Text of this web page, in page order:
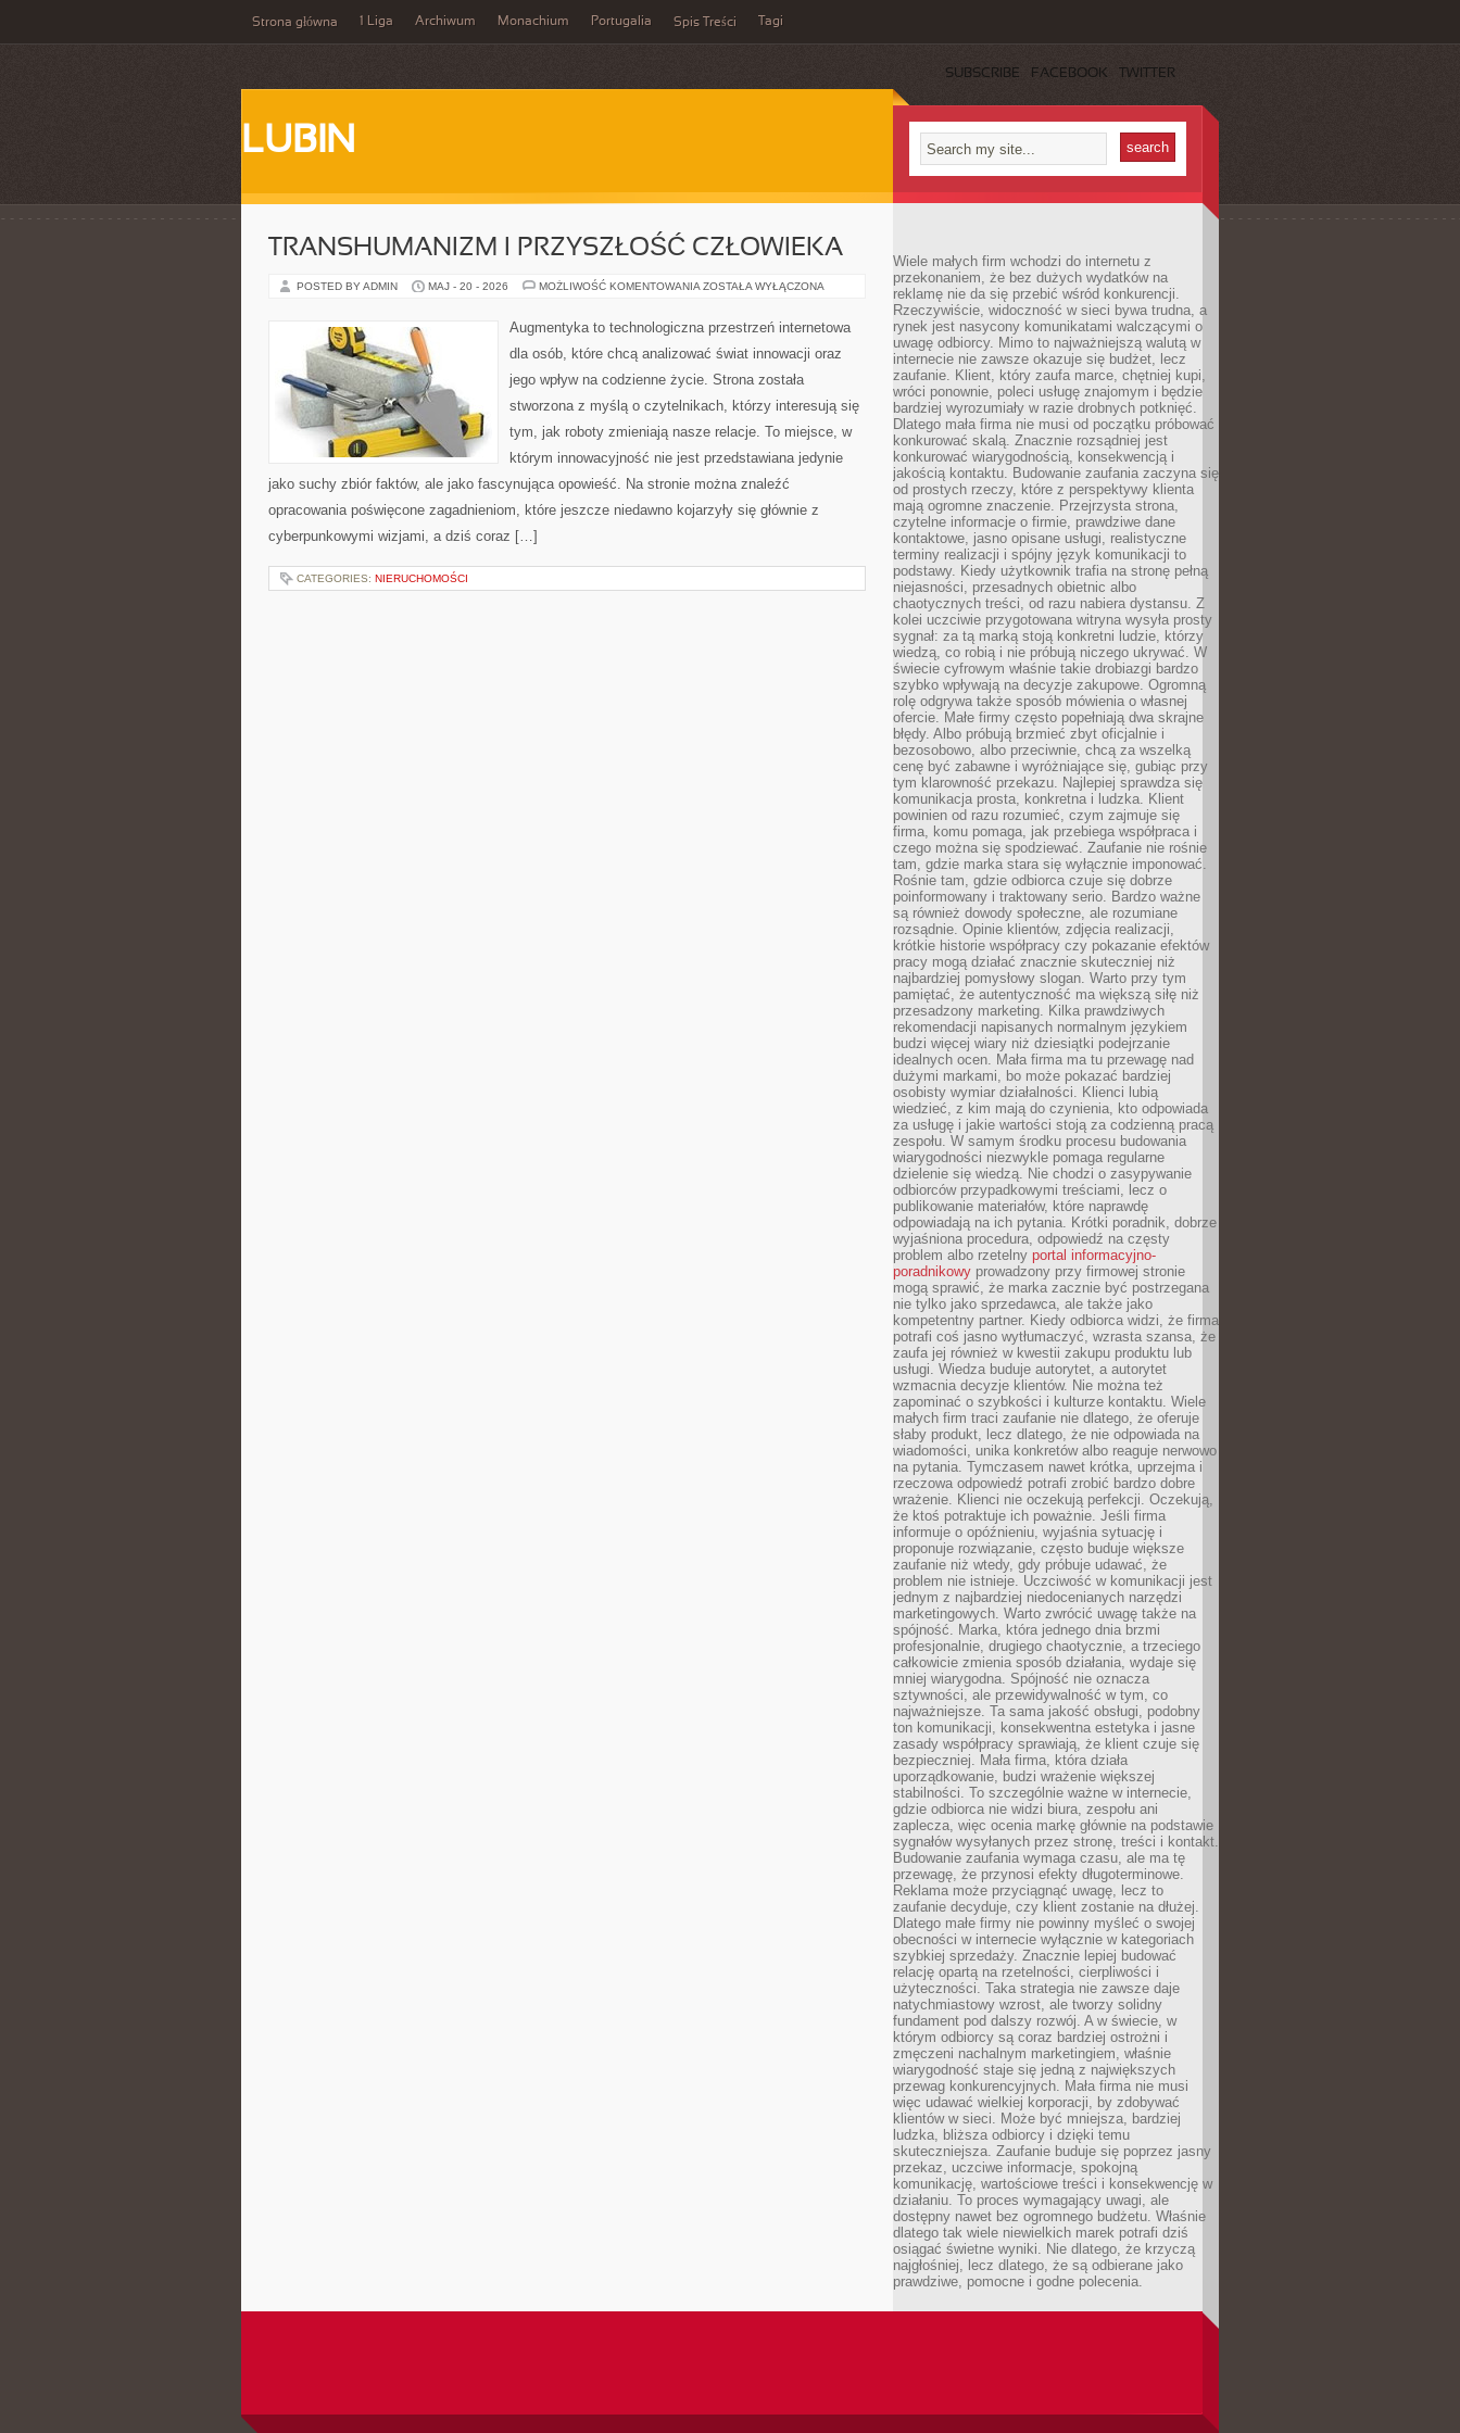
Strona główna 1 Liga Archiwum Monachium Portugalia Spis Treści Tagi
SUBSCRIBE FACEBOOK TWITTER
LUBIN
TRANSHUMANIZM I PRZYSZŁOŚĆ CZŁOWIEKA
POSTED BY ADMIN MAJ - 20 - 2026 MOŻLIWOŚĆ KOMENTOWANIA TRANSHUMANIZM
CZŁOWIEKA
ZOSTAŁA WYŁĄCZONA
Augmentyka to technologiczna przestrzeń internetowa
dla osób, które chcą analizować świat innowacji oraz
jego wpływ na codzienne życie. Strona została
stworzona z myślą o czytelnikach, którzy interesują się
tym, jak roboty zmieniają nasze relacje. To miejsce, w
którym innowacyjność nie jest przedstawiana jedynie
jako suchy zbiór faktów, ale jako fascynująca opowieść. Na stronie można znaleźć
opracowania poświęcone zagadnieniom, które jeszcze niedawno kojarzyły się głównie z
cyberpunkowymi wizjami, a dziś coraz […]
CATEGORIES: NIERUCHOMOŚCI
Wiele małych firm wchodzi do internetu z
przekonaniem, że bez dużych wydatków na
reklamę nie da się przebić wśród konkurencji.
Rzeczywiście, widoczność w sieci bywa trudna, a
rynek jest nasycony komunikatami walczącymi o
uwagę odbiorcy. Mimo to najważniejszą walutą w
internecie nie zawsze okazuje się budżet, lecz
zaufanie. Klient, który zaufa marce, chętniej kupi,
wróci ponownie, poleci usługę znajomym i będzie
bardziej wyrozumiały w razie drobnych potknięć.
Dlatego mała firma nie musi od początku próbować
konkurować skalą. Znacznie rozsądniej jest
konkurować wiarygodnością, konsekwencją i
jakością kontaktu. Budowanie zaufania zaczyna się
od prostych rzeczy, które z perspektywy klienta
mają ogromne znaczenie. Przejrzysta strona,
czytelne informacje o firmie, prawdziwe dane
kontaktowe, jasno opisane usługi, realistyczne
terminy realizacji i spójny język komunikacji to
podstawy. Kiedy użytkownik trafia na stronę pełną
niejasności, przesadnych obietnic albo
chaotycznych treści, od razu nabiera dystansu. Z
kolei uczciwie przygotowana witryna wysyła prosty
sygnał: za tą marką stoją konkretni ludzie, którzy
wiedzą, co robią i nie próbują niczego ukrywać. W
świecie cyfrowym właśnie takie drobiazgi bardzo
szybko wpływają na decyzje zakupowe. Ogromną
rolę odgrywa także sposób mówienia o własnej
ofercie. Małe firmy często popełniają dwa skrajne
błędy. Albo próbują brzmieć zbyt oficjalnie i
bezosobowo, albo przeciwnie, chcą za wszelką
cenę być zabawne i wyróżniające się, gubiąc przy
tym klarowność przekazu. Najlepiej sprawdza się
komunikacja prosta, konkretna i ludzka. Klient
powinien od razu rozumieć, czym zajmuje się
firma, komu pomaga, jak przebiega współpraca i
czego można się spodziewać. Zaufanie nie rośnie
tam, gdzie marka stara się wyłącznie imponować.
Rośnie tam, gdzie odbiorca czuje się dobrze
poinformowany i traktowany serio. Bardzo ważne
są również dowody społeczne, ale rozumiane
rozsądnie. Opinie klientów, zdjęcia realizacji,
krótkie historie współpracy czy pokazanie efektów
pracy mogą działać znacznie skuteczniej niż
najbardziej pomysłowy slogan. Warto przy tym
pamiętać, że autentyczność ma większą siłę niż
przesadzony marketing. Kilka prawdziwych
rekomendacji napisanych normalnym językiem
budzi więcej wiary niż dziesiątki podejrzanie
idealnych ocen. Mała firma ma tu przewagę nad
dużymi markami, bo może pokazać bardziej
osobisty wymiar działalności. Klienci lubią
wiedzieć, z kim mają do czynienia, kto odpowiada
za usługę i jakie wartości stoją za codzienną pracą
zespołu. W samym środku procesu budowania
wiarygodności niezwykle pomaga regularne
dzielenie się wiedzą. Nie chodzi o zasypywanie
odbiorców przypadkowymi treściami, lecz o
publikowanie materiałów, które naprawdę
odpowiadają na ich pytania. Krótki poradnik, dobrze
wyjaśniona procedura, odpowiedź na częsty
problem albo rzetelny portal informacyjno-
poradnikowy prowadzony przy firmowej stronie
mogą sprawić, że marka zacznie być postrzegana
nie tylko jako sprzedawca, ale także jako
kompetentny partner. Kiedy odbiorca widzi, że firma
potrafi coś jasno wytłumaczyć, wzrasta szansa, że
zaufa jej również w kwestii zakupu produktu lub
usługi. Wiedza buduje autorytet, a autorytet
wzmacnia decyzje klientów. Nie można też
zapominać o szybkości i kulturze kontaktu. Wiele
małych firm traci zaufanie nie dlatego, że oferuje
słaby produkt, lecz dlatego, że nie odpowiada na
wiadomości, unika konkretów albo reaguje nerwowo
na pytania. Tymczasem nawet krótka, uprzejma i
rzeczowa odpowiedź potrafi zrobić bardzo dobre
wrażenie. Klienci nie oczekują perfekcji. Oczekują,
że ktoś potraktuje ich poważnie. Jeśli firma
informuje o opóźnieniu, wyjaśnia sytuację i
proponuje rozwiązanie, często buduje większe
zaufanie niż wtedy, gdy próbuje udawać, że
problem nie istnieje. Uczciwość w komunikacji jest
jednym z najbardziej niedocenianych narzędzi
marketingowych. Warto zwrócić uwagę także na
spójność. Marka, która jednego dnia brzmi
profesjonalnie, drugiego chaotycznie, a trzeciego
całkowicie zmienia sposób działania, wydaje się
mniej wiarygodna. Spójność nie oznacza
sztywności, ale przewidywalność w tym, co
najważniejsze. Ta sama jakość obsługi, podobny
ton komunikacji, konsekwentna estetyka i jasne
zasady współpracy sprawiają, że klient czuje się
bezpieczniej. Mała firma, która działa
uporządkowanie, budzi wrażenie większej
stabilności. To szczególnie ważne w internecie,
gdzie odbiorca nie widzi biura, zespołu ani
zaplecza, więc ocenia markę głównie na podstawie
sygnałów wysyłanych przez stronę, treści i kontakt.
Budowanie zaufania wymaga czasu, ale ma tę
przewagę, że przynosi efekty długoterminowe.
Reklama może przyciągnąć uwagę, lecz to
zaufanie decyduje, czy klient zostanie na dłużej.
Dlatego małe firmy nie powinny myśleć o swojej
obecności w internecie wyłącznie w kategoriach
szybkiej sprzedaży. Znacznie lepiej budować
relację opartą na rzetelności, cierpliwości i
użyteczności. Taka strategia nie zawsze daje
natychmiastowy wzrost, ale tworzy solidny
fundament pod dalszy rozwój. A w świecie, w
którym odbiorcy są coraz bardziej ostrożni i
zmęczeni nachalnym marketingiem, właśnie
wiarygodność staje się jedną z największych
przewag konkurencyjnych. Mała firma nie musi
więc udawać wielkiej korporacji, by zdobywać
klientów w sieci. Może być mniejsza, bardziej
ludzka, bliższa odbiorcy i dzięki temu
skuteczniejsza. Zaufanie buduje się poprzez jasny
przekaz, uczciwe informacje, spokojną
komunikację, wartościowe treści i konsekwencję w
działaniu. To proces wymagający uwagi, ale
dostępny nawet bez ogromnego budżetu. Właśnie
dlatego tak wiele niewielkich marek potrafi dziś
osiągać świetne wyniki. Nie dlatego, że krzyczą
najgłośniej, lecz dlatego, że są odbierane jako
prawdziwe, pomocne i godne polecenia.